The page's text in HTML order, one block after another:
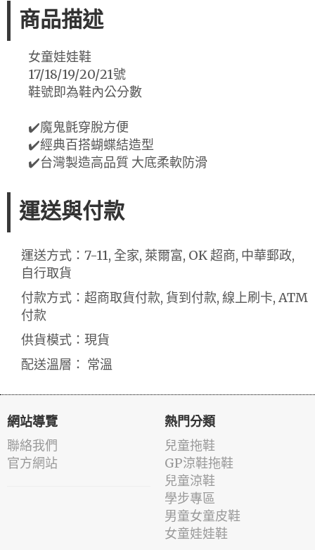
商品描述
女童娃娃鞋
17/18/19/20/21號
鞋號即為鞋內公分數
✔️魔鬼氈穿脫方便
✔️經典百搭蝴蝶結造型
✔️台灣製造高品質 大底柔軟防滑
運送與付款
運送方式：7-11, 全家, 萊爾富, OK 超商, 中華郵政,
自行取貨
付款方式：超商取貨付款, 貨到付款, 線上刷卡, ATM
付款
供貨模式：現貨
配送溫層： 常溫
網站導覽
聯絡我們
官方網站
熱門分類
兒童拖鞋
GP涼鞋拖鞋
兒童涼鞋
學步專區
男童女童皮鞋
女童娃娃鞋